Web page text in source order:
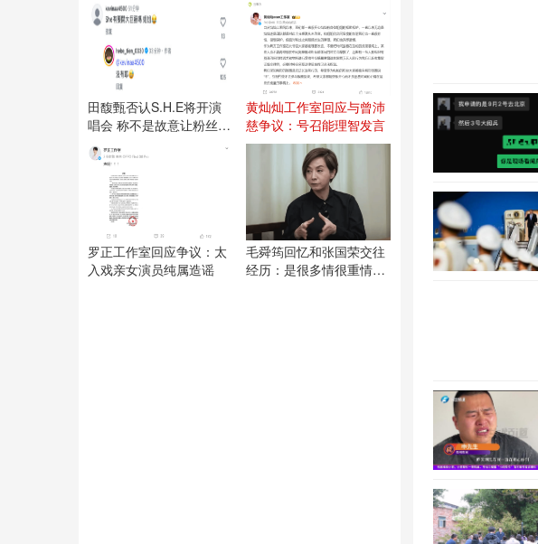
田馥甄否认S.H.E将开演
唱会 称不是故意让粉丝失
望
黄灿灿工作室回应与曾沛
慈争议：号召能理智发言
罗正工作室回应争议：太
入戏亲女演员纯属造谣
毛舜筠回忆和张国荣交往
经历：是很多情很重情的